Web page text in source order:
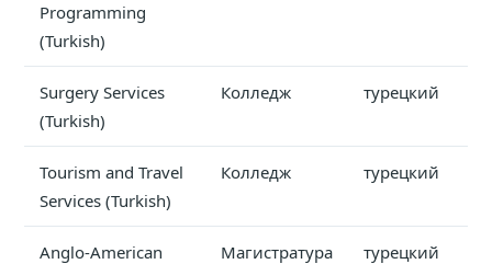
Programming
(Turkish)
Surgery Services
(Turkish)
Колледж турецкий
Tourism and Travel
Services (Turkish)
Колледж турецкий
Anglo-American
Магистратура турецкий